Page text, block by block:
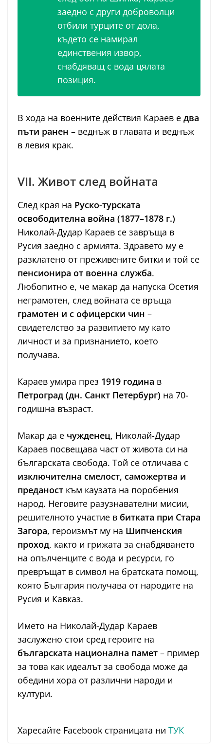
заедно с други доброволци
отбили турците от дола,
където се намирал
единствения извор,
снабдяващ с вода цялата
позиция.
В хода на военните действия Караев е два
пъти ранен – веднъж в главата и веднъж
в левия крак.
VII. Живот след войната
След края на Руско-турската
освободителна война (1877–1878 г.)
Николай-Дудар Караев се завръща в
Русия заедно с армията. Здравето му е
разклатено от преживените битки и той се
пенсионира от военна служба.
Любопитно е, че макар да напуска Осетия
неграмотен, след войната се връща
грамотен и с офицерски чин –
свидетелство за развитието му като
личност и за признанието, което
получава.
Караев умира през 1919 година в
Петроград (дн. Санкт Петербург) на 70-
годишна възраст.
Макар да е чужденец, Николай-Дудар
Караев посвещава част от живота си на
българската свобода. Той се отличава с
изключителна смелост, саможертва и
преданост към каузата на поробения
народ. Неговите разузнавателни мисии,
решителното участие в битката при Стара
Загора, героизмът му на Шипченския
проход, както и грижата за снабдяването
на опълченците с вода и ресурси, го
превръщат в символ на братската помощ,
която България получава от народите на
Русия и Кавказ.
Името на Николай-Дудар Караев
заслужено стои сред героите на
българската национална памет – пример
за това как идеалът за свобода може да
обедини хора от различни народи и
култури.
Харесайте Facebook страницата ни ТУК